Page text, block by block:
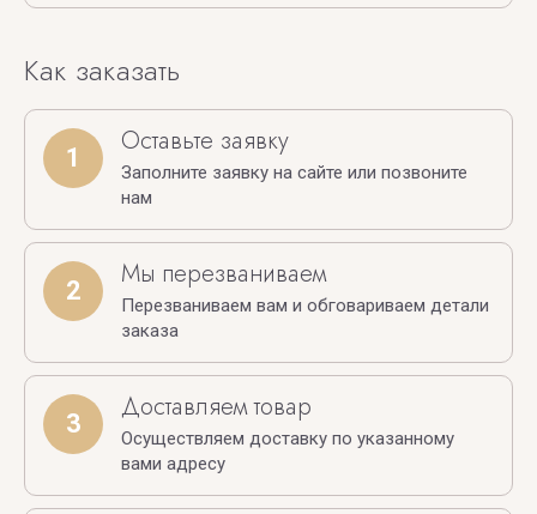
Как заказать
1 Оставьте заявку
Заполните заявку на сайте или позвоните
нам
2 Мы перезваниваем
Перезваниваем вам и обговариваем детали
заказа
3 Доставляем товар
Осуществляем доставку по указанному
вами адресу